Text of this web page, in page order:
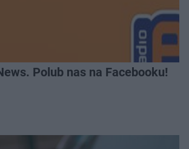
Polub nas na Facebooku!